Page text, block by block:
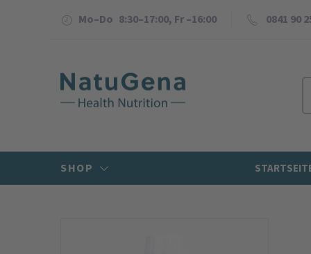
Mo–Do 8:30–17:00, Fr –16:00 0841 90
SHOP